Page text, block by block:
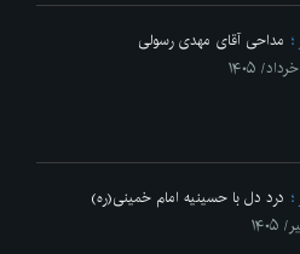
مداحی آقای مهدی رسولی
درد دل با حسینیه امام خمینی(ره)